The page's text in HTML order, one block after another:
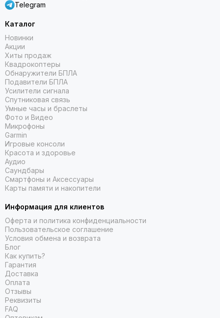
Telegram
Каталог
Новинки
Акции
Хиты продаж
Квадрокоптеры
Обнаружители БПЛА
Подавители БПЛА
Усилители сигнала
Спутниковая связь
Умные часы и браслеты
Фото и Видео
Микрофоны
Garmin
Игровые консоли
Красота и здоровье
Аудио
Саундбары
Смартфоны и Аксессуары
Карты памяти и накопители
Информация для клиентов
Оферта и политика конфиденциальности
Пользовательское соглашение
Условия обмена и возврата
Блог
Как купить?
Гарантия
Доставка
Оплата
Отзывы
Реквизиты
FAQ